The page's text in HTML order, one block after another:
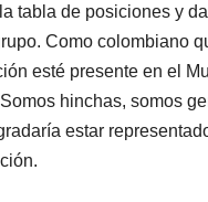
tabla de posiciones y
Como colombiano
esté presente en el
hinchas, somos
estar